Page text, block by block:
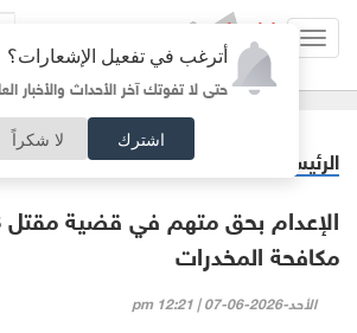
أترغب في تفعيل الإشعارات؟
حتى لا تفوتك آخر الأحداث والأخبار
اشترك لا شكراً
الرئيسية
مكافحة المخدرات
الأحد-2026-06-07 | 12:21 pm